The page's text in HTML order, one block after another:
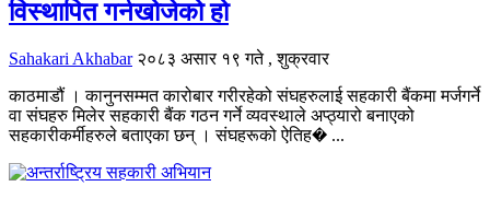
विस्थापित गर्नखोजेको हो
Sahakari Akhabar २०८३ असार १९ गते , शुक्रवार
काठमाडौं । कानुनसम्मत कारोबार गरीरहेको संघहरुलाई सहकारी बैंकमा मर्जगर्ने
वा संघहरु मिलेर सहकारी बैंक गठन गर्ने व्यवस्थाले अप्ठ्यारो बनाएको
सहकारीकर्मीहरुले बताएका छन् । संघहरूको ऐतिह� ...